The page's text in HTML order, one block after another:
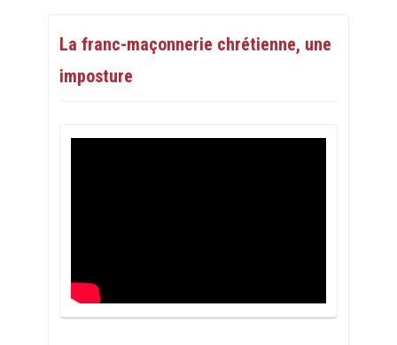
La franc-maçonnerie chrétienne, une
imposture